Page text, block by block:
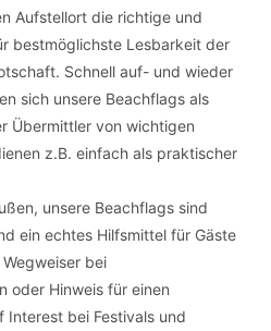
Aufstellort die richtige und
bestmöglichste Lesbarkeit der
Schnell auf- und wieder
sich unsere Beachflags als
Übermittler von wichtigen
z.B. einfach als praktischer
unsere Beachflags sind
ein echtes Hilfsmittel für Gäste
bei
oder Hinweis für einen
Interest bei Festivals und